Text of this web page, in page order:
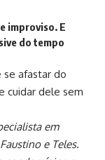
improviso. E
do tempo
se afastar do
cuidar dele sem
em
e Teles.